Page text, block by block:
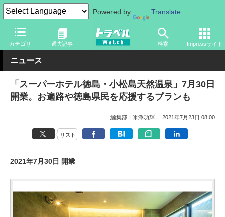
Powered by Translate
カテゴリ 過去記事 検索 Impressサイト
トラベル Watch 地域 国内旅行 四国
ニュース
「スーパーホテル徳島・小松島天然温泉」7月30日
開業。お遍路や徳島県民を応援するプランも
編集部：米澤功輝 2021年7月23日 08:00
リスト
2021年7月30日 開業